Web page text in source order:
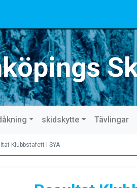
skidskytte Tävlingar
Klubbstafett i SYA